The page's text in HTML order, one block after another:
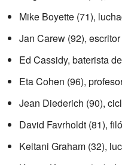
Mike Boyette (71),
Jan Carew (92),
Ed Cassidy, baterista
Eta Cohen (96),
Jean Diederich (90),
David Favrholdt (81),
Keitani Graham (32),